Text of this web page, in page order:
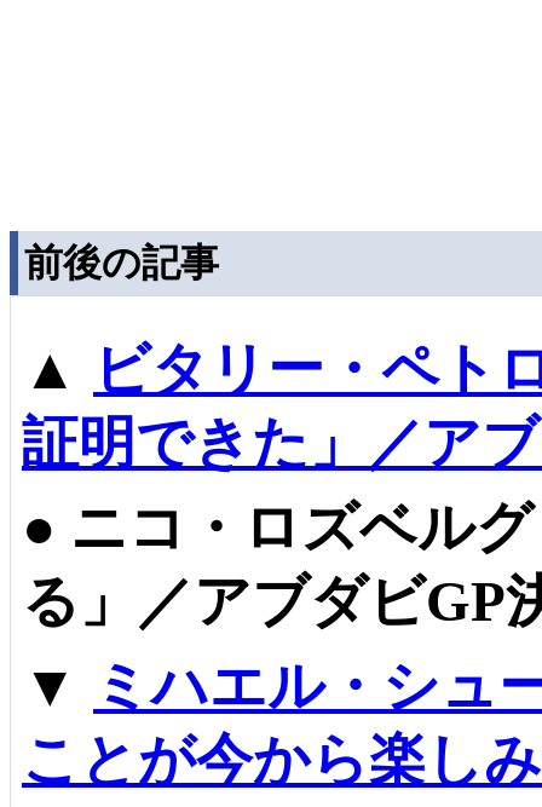
前後の記事
▲ ビタリー・ペト
証明できた」／ア
● ニコ・ロズベル
る」／アブダビGP
▼
ミハエル・シュ
ことが今から楽し